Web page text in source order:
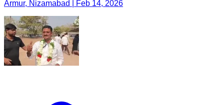
Armur, Nizamabad | Feb 14, 2026